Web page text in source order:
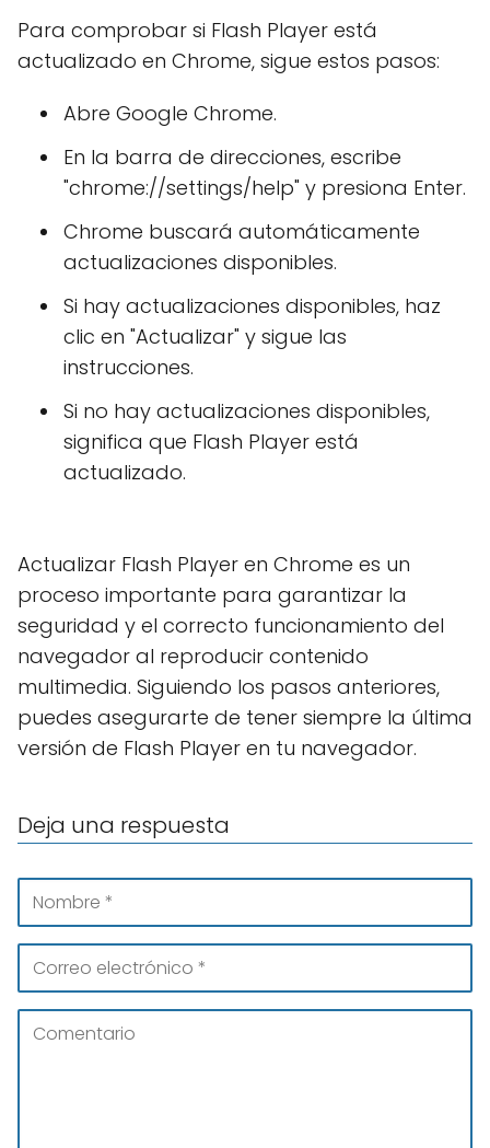
Para comprobar si Flash Player está
actualizado en Chrome, sigue estos pasos:
Abre Google Chrome.
En la barra de direcciones, escribe
"chrome://settings/help" y presiona Enter.
Chrome buscará automáticamente
actualizaciones disponibles.
Si hay actualizaciones disponibles, haz
clic en "Actualizar" y sigue las
instrucciones.
Si no hay actualizaciones disponibles,
significa que Flash Player está
actualizado.
Actualizar Flash Player en Chrome es un
proceso importante para garantizar la
seguridad y el correcto funcionamiento del
navegador al reproducir contenido
multimedia. Siguiendo los pasos anteriores,
puedes asegurarte de tener siempre la última
versión de Flash Player en tu navegador.
Deja una respuesta